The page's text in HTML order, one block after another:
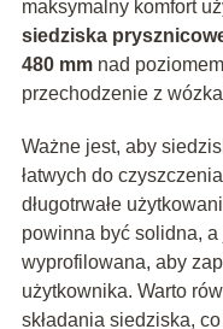
maksymalny komfort
siedziska
480 mmnad
przechodzenie z
Ważne jest, aby
łatwych do
długotrwałe
powinna być solidna,
wyprofilowana, aby
użytkownika. Warto
składania siedziska,